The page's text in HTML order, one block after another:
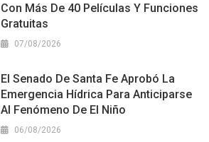
Con Más De 40 Películas Y Funciones
Gratuitas
07/08/2026
El Senado De Santa Fe Aprobó La
Emergencia Hídrica Para Anticiparse
Al Fenómeno De El Niño
06/08/2026